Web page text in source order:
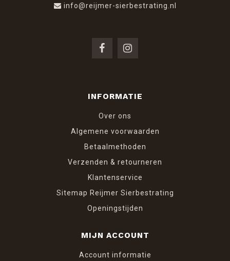
info@reijmer-sierbestrating.nl
INFORMATIE
Over ons
Algemene voorwaarden
Betaalmethoden
Verzenden & retourneren
Klantenservice
Sitemap Reijmer Sierbestrating
Openingstijden
MIJN ACCOUNT
Account informatie